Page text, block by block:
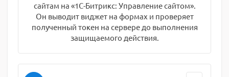
сайтам на «1С-Битрикс: Управление сайтом».
Он выводит виджет на формах и проверяет
полученный токен на сервере до выполнения
защищаемого действия.